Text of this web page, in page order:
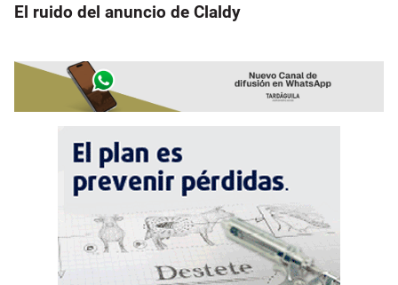
El ruido del anuncio de Claldy